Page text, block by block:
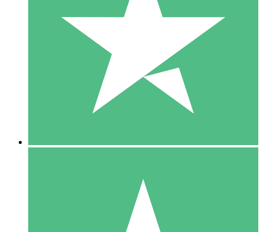
Zahlen Sie nach Bedarf mit Download-Credits. Keine
monatliche Verpflichtung erforderlich.
10 00
10 Downloads
20 00